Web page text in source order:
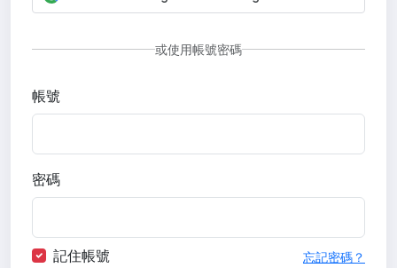
或使用帳號密碼
帳號
密碼
記住帳號 忘記密碼？